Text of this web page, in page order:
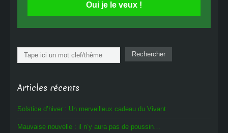
Oui je le veux !
Rechercher Rechercher
Articles récents
Solstice d’hiver : Un merveilleux cadeau du Vivant
Mauvaise nouvelle : il n’y aura pas de poussin…